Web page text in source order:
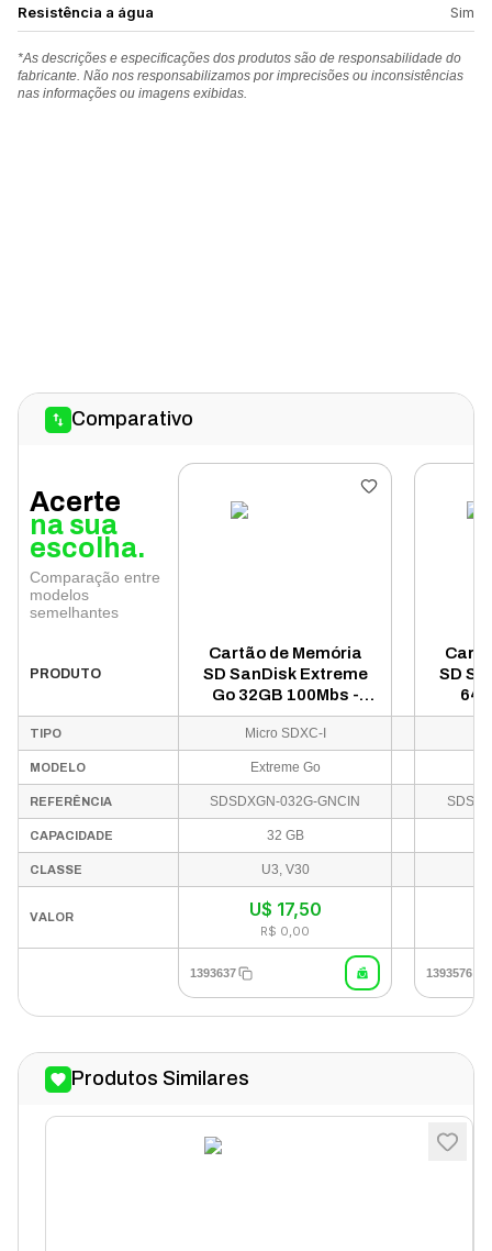
Resistência a água Sim
*As descrições e especificações dos produtos são de responsabilidade do
fabricante. Não nos responsabilizamos por imprecisões ou inconsistências
nas informações ou imagens exibidas.
Comparativo
Acerte
na sua
escolha.
Comparação entre
modelos
semelhantes
PRODUTO
Cartão de Memória
SD SanDisk Extreme
Go 32GB 100Mbs -
SDSDXGN-032G-
GNCIN
SD
TIPO Micro SDXC-I
MODELO Extreme Go
REFERÊNCIA SDSDXGN-032G-GNCIN
CAPACIDADE 32 GB
CLASSE U3, V30
VALOR U$ 17,50
R$ 0,00
1393637 1393576
Produtos Similares